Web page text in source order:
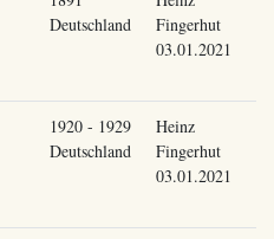
Deutschland
Fingerhut
03.01.2021
1920 - 1929
Deutschland
Heinz
Fingerhut
03.01.2021